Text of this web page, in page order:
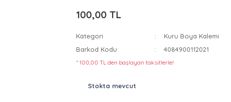
100,00 TL
Kategori
Kuru Boya Kalemi
Barkod Kodu
4084900112021
* 100,00 TL den başlayan taksitlerle!
Stokta mevcut